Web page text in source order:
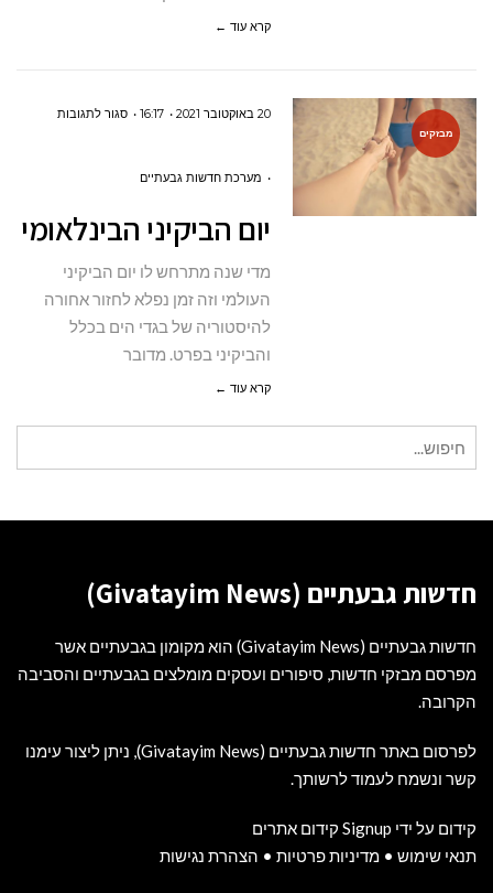
קרא עוד ←
מבזקים
20 באוקטובר 2021 16:17 סגור לתגובותעל
מערכת חדשות גבעתיים
יום הביקיני הבינלאומי
מדי שנה מתרחש לו יום הביקיני
העולמי וזה זמן נפלא לחזור אחורה
להיסטוריה של בגדי הים בכלל
והביקיני בפרט. מדובר
קרא עוד ←
עבור:
חדשות גבעתיים (Givatayim News)
חדשות גבעתיים (Givatayim News) הוא מקומון בגבעתיים אשר
מפרסם מבזקי חדשות, סיפורים ועסקים מומלצים בגבעתיים והסביבה
הקרובה.
לפרסום באתר חדשות גבעתיים (Givatayim News), ניתן ליצור עימנו
קשר ונשמח לעמוד לרשותך.
קידום על ידי Signup קידום אתרים
תנאי שימוש • מדיניות פרטיות • הצהרת נגישות